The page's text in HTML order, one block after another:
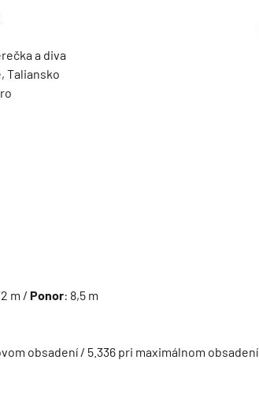
a diva
Taliansko
m / Ponor: 8,5 m
obsadení / 5.336 pri maximálnom obsadení